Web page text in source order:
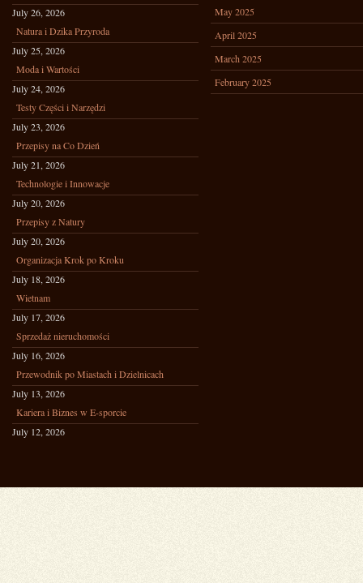
July 26, 2026
Natura i Dzika Przyroda
July 25, 2026
Moda i Wartości
July 24, 2026
Testy Części i Narzędzi
July 23, 2026
Przepisy na Co Dzień
July 21, 2026
Technologie i Innowacje
July 20, 2026
Przepisy z Natury
July 20, 2026
Organizacja Krok po Kroku
July 18, 2026
Wietnam
July 17, 2026
Sprzedaż nieruchomości
July 16, 2026
Przewodnik po Miastach i Dzielnicach
July 13, 2026
Kariera i Biznes w E-sporcie
July 12, 2026
May 2025
April 2025
March 2025
February 2025